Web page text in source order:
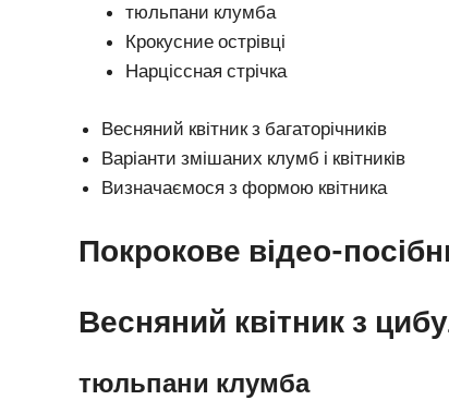
тюльпани клумба
Крокусние острівці
Нарціссная стрічка
Весняний квітник з багаторічників
Варіанти змішаних клумб і квітників
Визначаємося з формою квітника
Покрокове відео-
Весняний квітник з
тюльпани клумба